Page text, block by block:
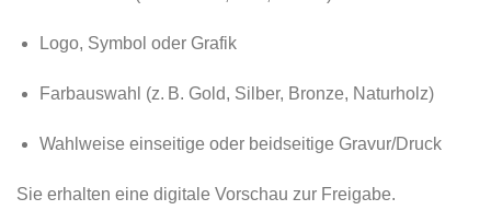
Logo, Symbol oder Grafik
Farbauswahl (z. B. Gold, Silber, Bronze, Naturholz)
Wahlweise einseitige oder beidseitige Gravur/Druck
Sie erhalten eine digitale Vorschau zur Freigabe.